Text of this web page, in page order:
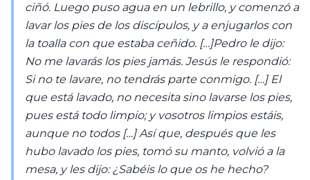
ciñó. Luego puso agua en un lebrillo, y comenzó a
lavar los pies de los discípulos, y a enjugarlos con
la toalla con que estaba ceñido. […]Pedro le dijo:
No me lavarás los pies jamás. Jesús le respondió:
Si no te lavare, no tendrás parte conmigo. […] El
que está lavado, no necesita sino lavarse los pies,
pues está todo limpio; y vosotros limpios estáis,
aunque no todos […] Así que, después que les
hubo lavado los pies, tomó su manto, volvió a la
mesa, y les dijo: ¿Sabéis lo que os he hecho?